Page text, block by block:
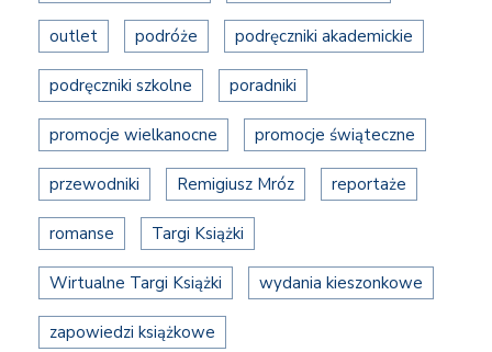
outlet podróże podręczniki akademickie
podręczniki szkolne poradniki
promocje wielkanocne promocje świąteczne
przewodniki Remigiusz Mróz reportaże
romanse Targi Książki
Wirtualne Targi Książki wydania kieszonkowe
zapowiedzi książkowe